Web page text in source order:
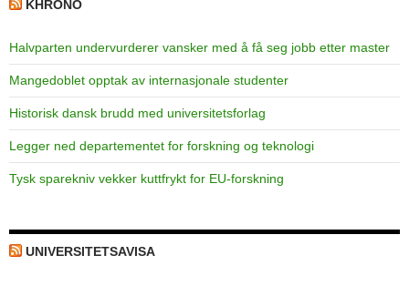
KHRONO
Halvparten undervurderer vansker med å få seg jobb etter master
Mangedoblet opptak av internasjonale studenter
Historisk dansk brudd med universitetsforlag
Legger ned departementet for forskning og teknologi
Tysk sparekniv vekker kuttfrykt for EU-forskning
UNIVERSITETSAVISA